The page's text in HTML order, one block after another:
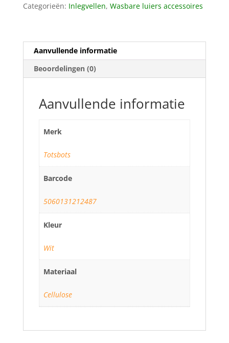
Categorieën: Inlegvellen, Wasbare luiers accessoires
Aanvullende informatie
Beoordelingen (0)
Aanvullende informatie
Merk
Totsbots
Barcode
5060131212487
Kleur
Wit
Materiaal
Cellulose